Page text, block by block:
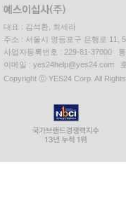
대표 : 김석환, 최세라
주소 : 서울시 영등포구 은행로 11,
사업자등록번호 : 229-81-37000
이메일 : yes24help@yes24.com
Copyright ⓒ YES24 Corp. All